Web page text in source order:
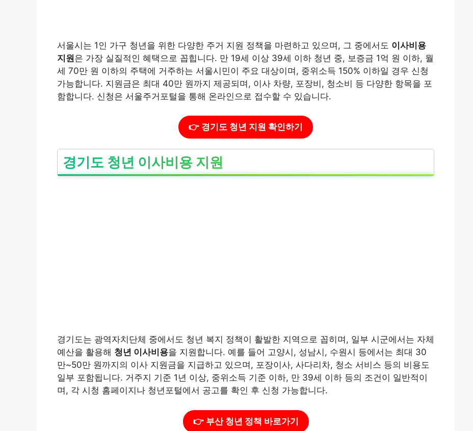
서울시는 1인 가구 청년을 위한 다양한 주거 지원 정책을 마련하고 있으며, 그 중에서도 이사비용
지원은 가장 실질적인 혜택으로 꼽힙니다. 만 19세 이상 39세 이하 청년 중, 보증금 1억 원 이하, 월
세 70만 원 이하의 주택에 거주하는 서울시민이 주요 대상이며, 중위소득 150% 이하일 경우 신청
가능합니다. 지원금은 최대 40만 원까지 제공되며, 이사 차량, 포장비, 청소비 등 다양한 항목을 포
함합니다. 신청은 서울주거포털을 통해 온라인으로 접수할 수 있습니다.
👉 경기도 청년 지원 확인하기
경기도 청년 이사비용 지원
경기도는 광역자치단체 중에서도 청년 복지 정책이 활발한 지역으로 꼽히며, 일부 시군에서는 자체
예산을 활용해 청년 이사비용을 지원합니다. 예를 들어 고양시, 성남시, 수원시 등에서는 최대 30
만~50만 원까지의 이사 지원금을 지급하고 있으며, 포장이사, 사다리차, 청소 서비스 등의 비용도
일부 포함됩니다. 거주지 기준 1년 이상, 중위소득 기준 이하, 만 39세 이하 등의 조건이 일반적이
며, 각 시청 홈페이지나 청년포털에서 공고를 확인 후 신청 가능합니다.
👉 부산 청년 정책 바로가기